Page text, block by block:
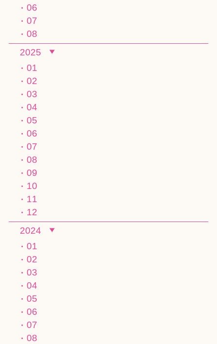
06
07
08
2025
01
02
03
04
05
06
07
08
09
10
11
12
2024
01
02
03
04
05
06
07
08